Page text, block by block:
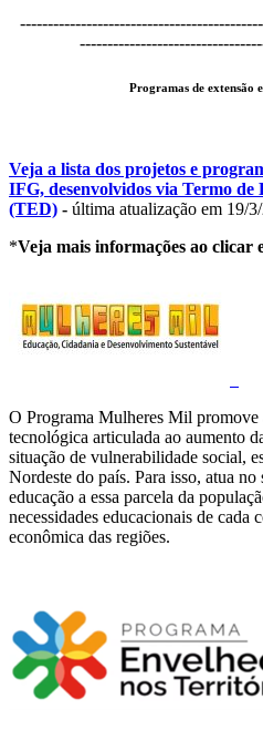
Programas de extensão
Veja a lista dos projetos e
IFG, desenvolvidos via Termo de
(TED) - última atualização em 19/
*Veja mais informações ao clicar
O Programa Mulheres Mil
tecnológica articulada ao aumento
situação de vulnerabilidade social,
Nordeste do país. Para isso, atua no
educação a essa parcela da
necessidades educacionais de cada
econômica das regiões.